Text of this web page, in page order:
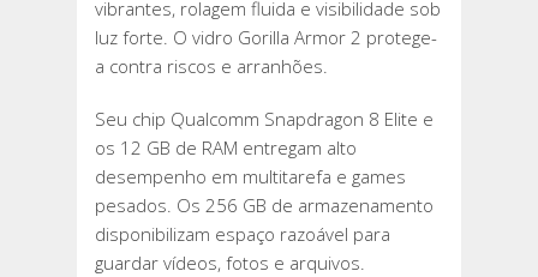
vibrantes, rolagem fluida e visibilidade sob
luz forte. O vidro Gorilla Armor 2 protege-
a contra riscos e arranhões.
Seu chip Qualcomm Snapdragon 8 Elite e
os 12 GB de RAM entregam alto
desempenho em multitarefa e games
pesados. Os 256 GB de armazenamento
disponibilizam espaço razoável para
guardar vídeos, fotos e arquivos.